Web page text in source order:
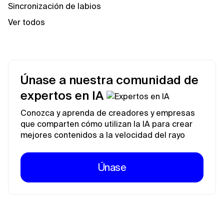
Sincronización de labios
Ver todos
Únase a nuestra comunidad de
expertos en IA
Conozca y aprenda de creadores y empresas
que comparten cómo utilizan la IA para crear
mejores contenidos a la velocidad del rayo
Únase